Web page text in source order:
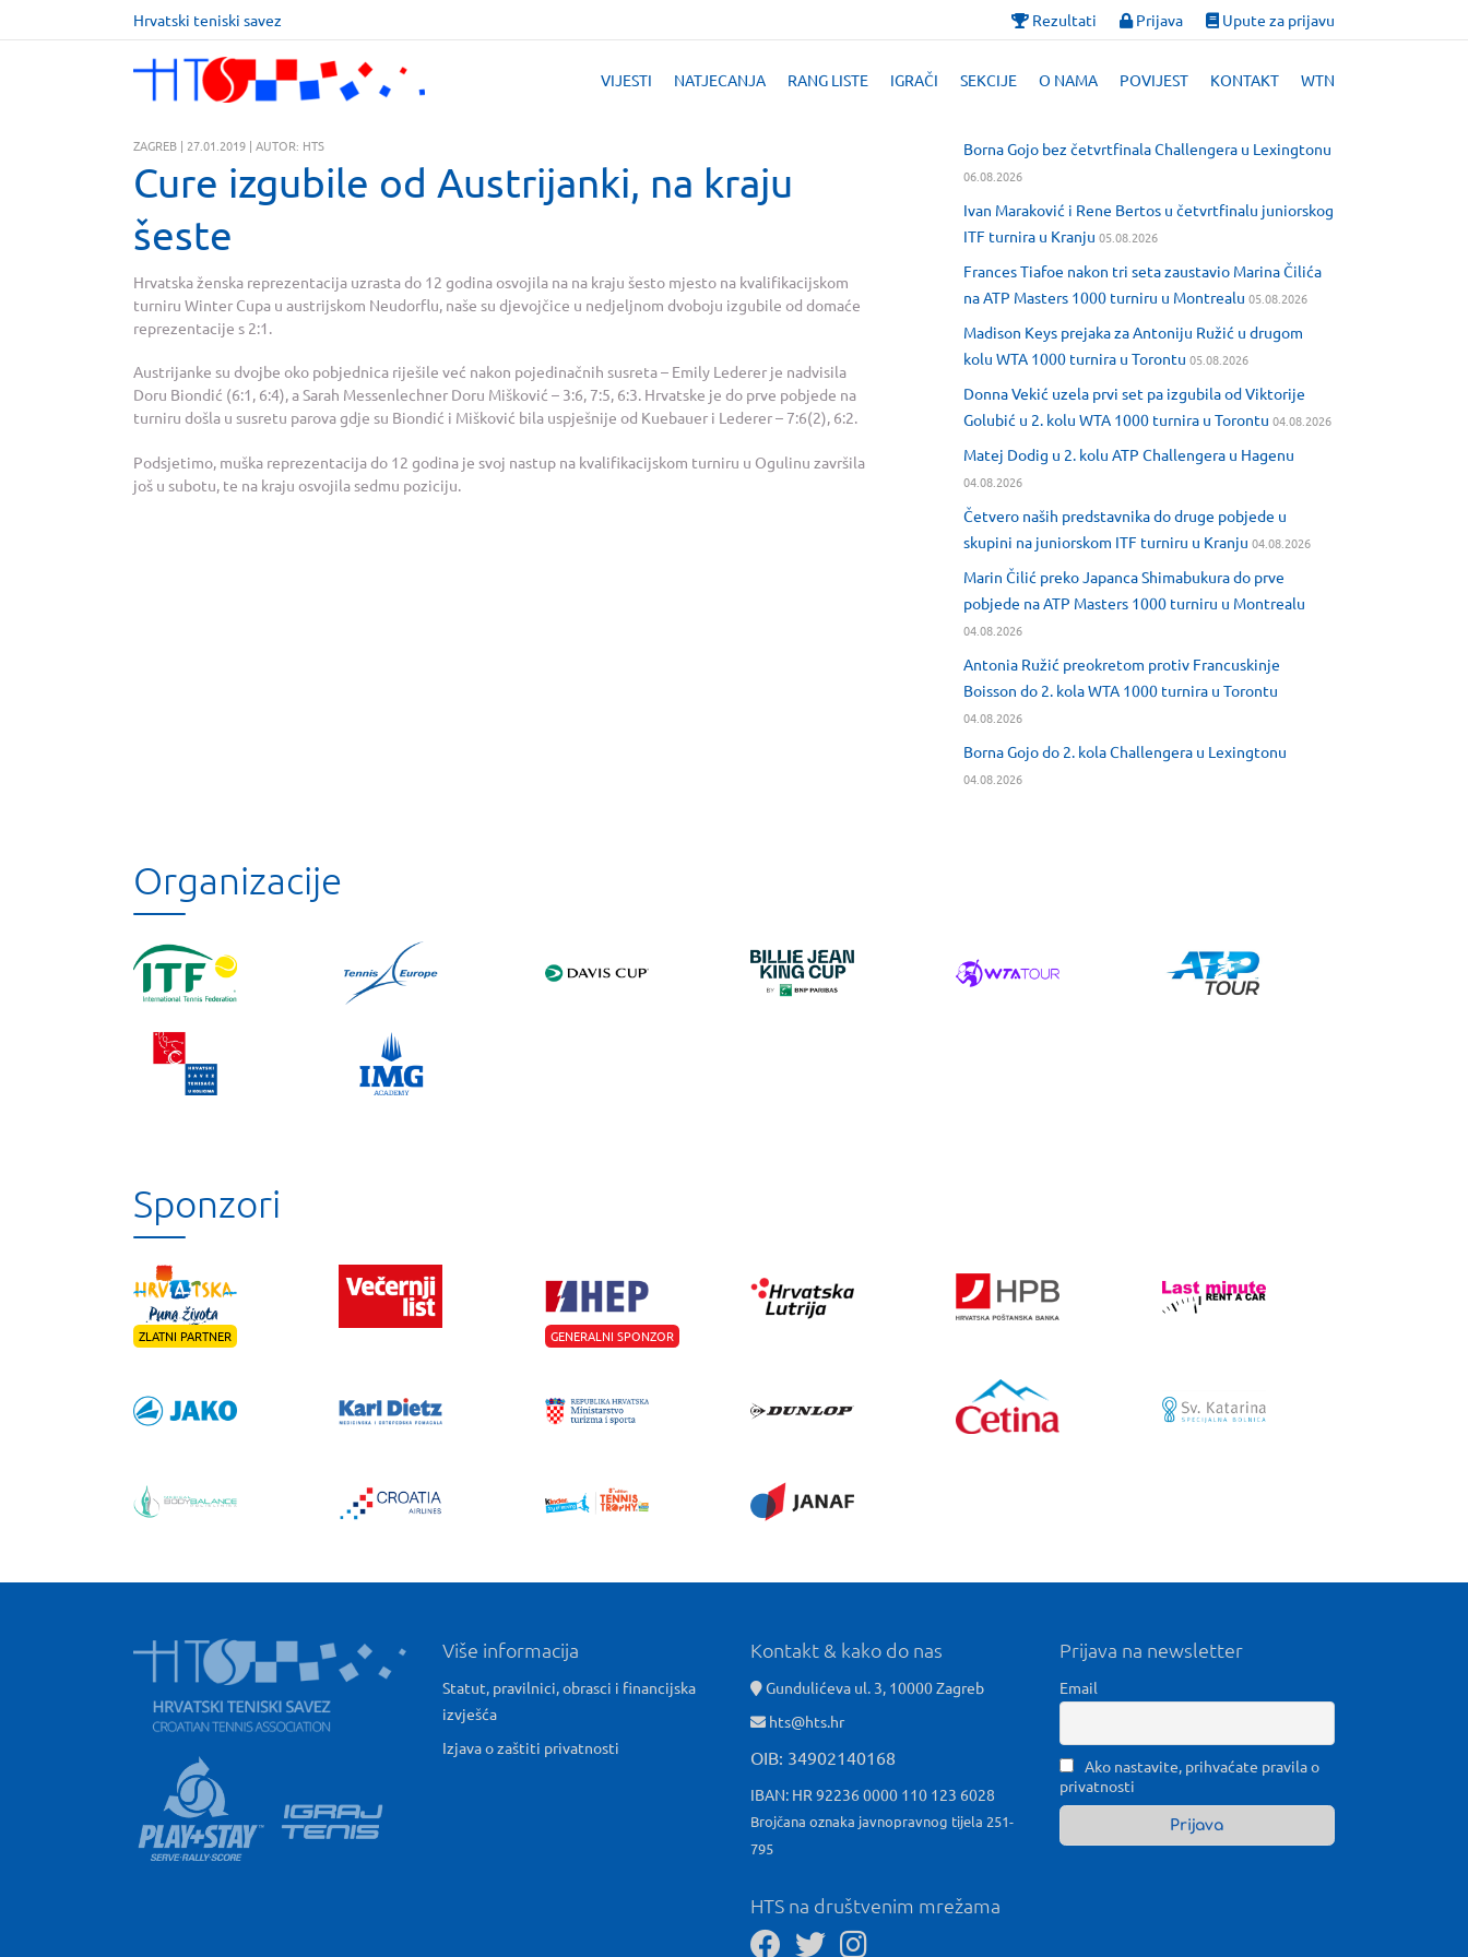
Hrvatski teniski savez Rezultati Prijava Upute za prijavu
VIJESTI NATJECANJA RANG LISTE IGRAČI SEKCIJE O NAMA POVIJEST KONTAKT WTN
ZAGREB | 27.01.2019 | AUTOR: HTS
Cure izgubile od Austrijanki, na kraju
šeste
Hrvatska ženska reprezentacija uzrasta do 12 godina osvojila na na kraju šesto mjesto na kvalifikacijskom
turniru Winter Cupa u austrijskom Neudorflu, naše su djevojčice u nedjeljnom dvoboju izgubile od domaće
reprezentacije s 2:1.
Austrijanke su dvojbe oko pobjednica riješile već nakon pojedinačnih susreta – Emily Lederer je nadvisila
Doru Biondić (6:1, 6:4), a Sarah Messenlechner Doru Mišković – 3:6, 7:5, 6:3. Hrvatske je do prve pobjede na
turniru došla u susretu parova gdje su Biondić i Mišković bila uspješnije od Kuebauer i Lederer – 7:6(2), 6:2.
Podsjetimo, muška reprezentacija do 12 godina je svoj nastup na kvalifikacijskom turniru u Ogulinu završila
još u subotu, te na kraju osvojila sedmu poziciju.
Borna Gojo bez četvrtfinala Challengera u Lexingtonu
06.08.2026
Ivan Maraković i Rene Bertos u četvrtfinalu juniorskog
ITF turnira u Kranju 05.08.2026
Frances Tiafoe nakon tri seta zaustavio Marina Čilića
na ATP Masters 1000 turniru u Montrealu 05.08.2026
Madison Keys prejaka za Antoniju Ružić u drugom
kolu WTA 1000 turnira u Torontu 05.08.2026
Donna Vekić uzela prvi set pa izgubila od Viktorije
Golubić u 2. kolu WTA 1000 turnira u Torontu 04.08.2026
Matej Dodig u 2. kolu ATP Challengera u Hagenu
04.08.2026
Četvero naših predstavnika do druge pobjede u
skupini na juniorskom ITF turniru u Kranju 04.08.2026
Marin Čilić preko Japanca Shimabukura do prve
pobjede na ATP Masters 1000 turniru u Montrealu
04.08.2026
Antonia Ružić preokretom protiv Francuskinje
Boisson do 2. kola WTA 1000 turnira u Torontu
04.08.2026
Borna Gojo do 2. kola Challengera u Lexingtonu
04.08.2026
Organizacije
Sponzori
ZLATNI PARTNER GENERALNI SPONZOR
Više informacija
Statut, pravilnici, obrasci i financijska
izvješća
Izjava o zaštiti privatnosti
Kontakt & kako do nas
Gundulićeva ul. 3, 10000 Zagreb
hts@hts.hr
OIB: 34902140168
IBAN: HR 92236 0000 110 123 6028
Brojčana oznaka javnopravnog tijela 251-
795
HTS na društvenim mrežama
Prijava na newsletter
Email
Ako nastavite, prihvaćate pravila o
privatnosti